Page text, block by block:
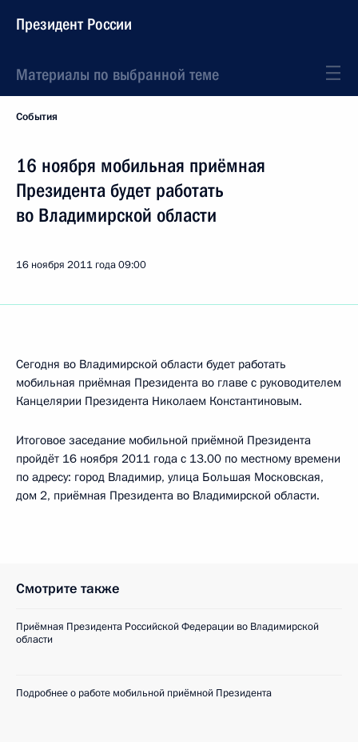
Президент России
Материалы по выбранной теме
События
16 ноября мобильная приёмная
Президента будет работать
во Владимирской области
16 ноября 2011 года09:00
Сегодня во Владимирской области будет работать
мобильная приёмная Президента во главе с руководителем
Канцелярии Президента Николаем Константиновым.
Итоговое заседание мобильной приёмной Президента
пройдёт 16 ноября 2011 года с 13.00 по местному времени
по адресу: город Владимир, улица Большая Московская,
дом 2, приёмная Президента во Владимирской области.
Смотрите также
Приёмная Президента Российской Федерации во Владимирской
области
Подробнее о работе мобильной приёмной Президента